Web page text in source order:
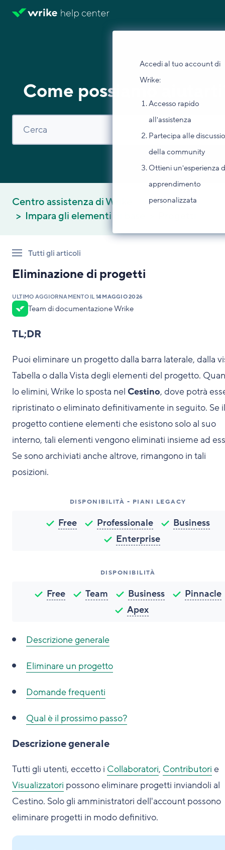
Accedi al tuo account di
Wrike:
Accesso rapido
all'assistenza
Partecipa alle
della community
Ottieni un'esperienza
apprendimento
personalizzata
Come possiamo
Centro assistenza di Wrike
Impara gli elementi di base
Tutti gli articoli
Eliminazione di progetti
ULTIMO AGGIORNAMENTO IL 14 MAGGIO 2026
Team di documentazione Wrike
TL;DR
Puoi eliminare un progetto dalla barra laterale, dalla
Tabella o dalla Vista degli elementi del progetto.
lo elimini, Wrike lo sposta nel Cestino, dove potrà
ripristinato o eliminato definitivamente in seguito. Se il
progetto contiene elementi che esistono solo al suo
interno, tali elementi vengono eliminati insieme ad
Se sono archiviati anche altrove, rimangono in tali
posizioni.
DISPONIBILITÀ - PIANI LEGACY
Free Professionale
Business
Enterprise
DISPONIBILITÀ
Free Team Business
Pinnacle
Apex
Descrizione generale
Eliminare un progetto
Domande frequenti
Qual è il prossimo passo?
Descrizione generale
Tutti gli utenti, eccetto i Collaboratori, Contributori e
Visualizzatori possono eliminare progetti inviandoli al
Cestino. Solo gli amministratori dell'account possono
eliminare progetti in modo definitivo.